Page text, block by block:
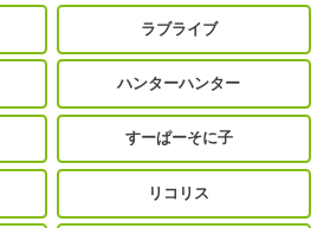
ラブライブ
ハンターハンター
すーぱーそに子
リコリス